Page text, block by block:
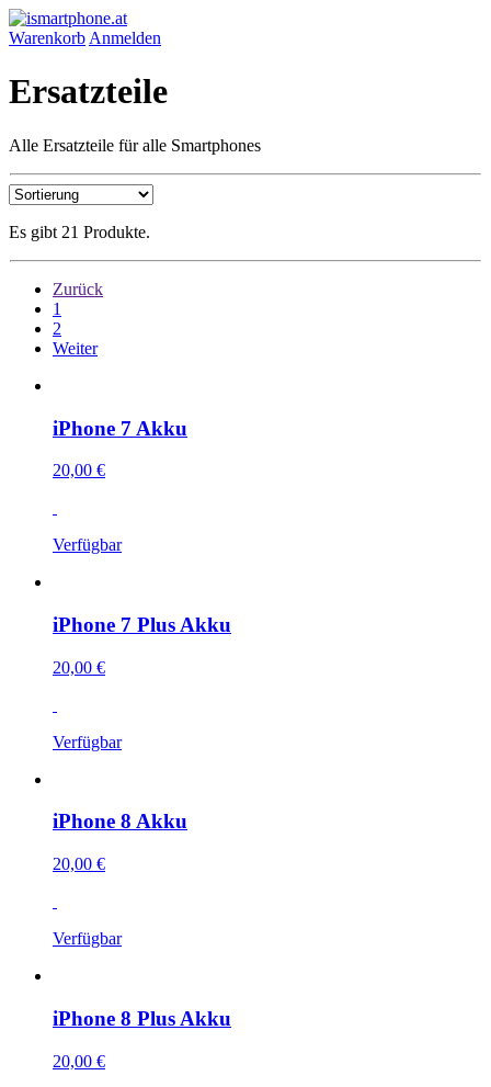
Warenkorb Anmelden
Ersatzteile
Alle Ersatzteile für alle Smartphones
Es gibt 21 Produkte.
Zurück
1
2
Weiter
iPhone 7 Akku
20,00 €
Verfügbar
iPhone 7 Plus Akku
20,00 €
Verfügbar
iPhone 8 Akku
20,00 €
Verfügbar
iPhone 8 Plus Akku
20,00 €